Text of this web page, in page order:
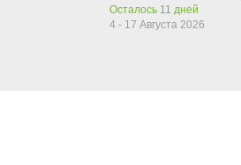
Осталось 11 дней
4 - 17 Августа 2026